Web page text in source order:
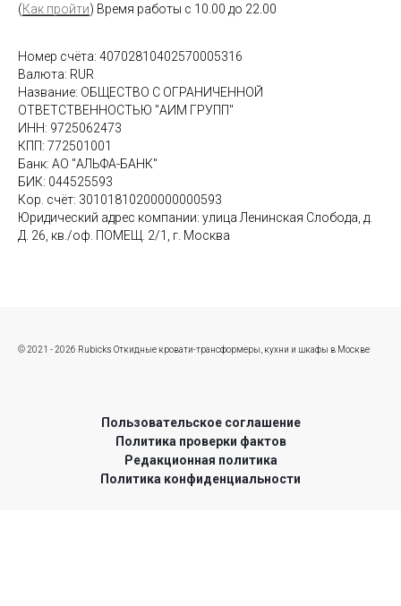
(Как пройти) Время работы с 10.00 до 22.00
Номер счёта: 40702810402570005316
Валюта: RUR
Название: ОБЩЕСТВО С ОГРАНИЧЕННОЙ
ОТВЕТСТВЕННОСТЬЮ "АИМ ГРУПП"
ИНН: 9725062473
КПП: 772501001
Банк: АО "АЛЬФА-БАНК"
БИК: 044525593
Кор. счёт: 30101810200000000593
Юридический адрес компании: улица Ленинская Слобода, д.
Д. 26, кв./оф. ПОМЕЩ. 2/1, г. Москва
© 2021 - 2026 Rubicks Откидные кровати-трансформеры, кухни и шкафы в Москве
Пользовательское соглашение
Политика проверки фактов
Редакционная политика
Политика конфиденциальности